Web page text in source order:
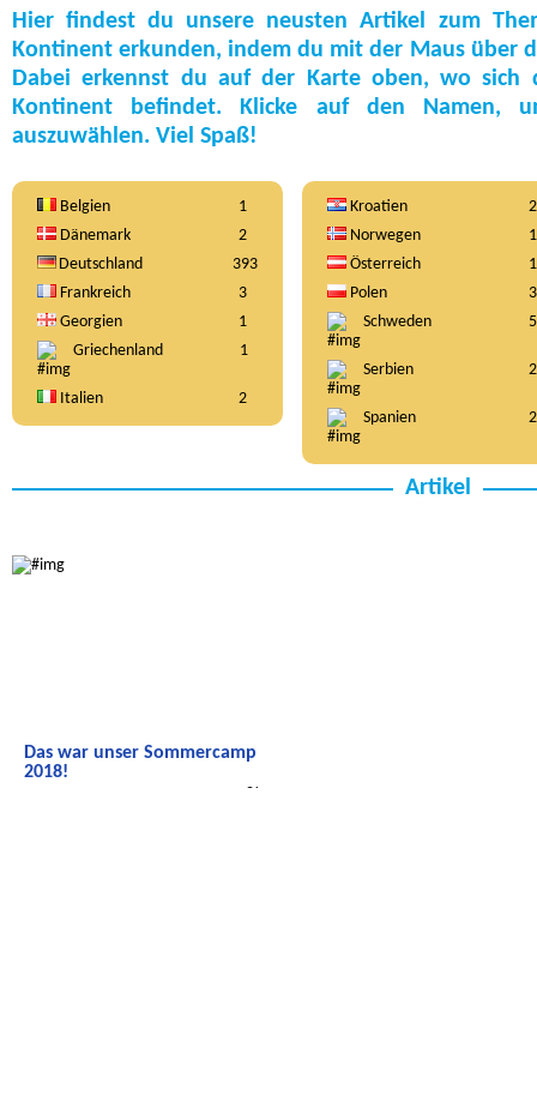
Hier findest du unsere neusten Artikel zum
Kontinent erkunden, indem du mit der Maus über
Dabei erkennst du auf der Karte oben, wo sich
Kontinent befindet. Klicke auf den Namen,
auszuwählen. Viel Spaß!
Belgien
1
Dänemark
2
Deutschland
393
Frankreich
3
Georgien
1
Griechenland
1
Italien 2
Kroatien
2
Norwegen
1
Österreich
1
Polen
3
Schweden
5
Serbien 2
Spanien 2
Artikel
Das war unser Sommercamp
2018!